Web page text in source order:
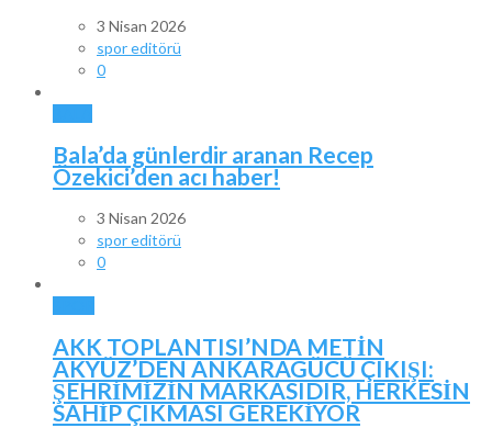
3 Nisan 2026
spor editörü
0
Bala’da günlerdir aranan Recep
Özekici’den acı haber!
3 Nisan 2026
spor editörü
0
AKK TOPLANTISI’NDA METİN
AKYÜZ’DEN ANKARAGÜCÜ ÇIKIŞI:
ŞEHRİMİZİN MARKASIDIR, HERKESİN
SAHİP ÇIKMASI GEREKİYOR